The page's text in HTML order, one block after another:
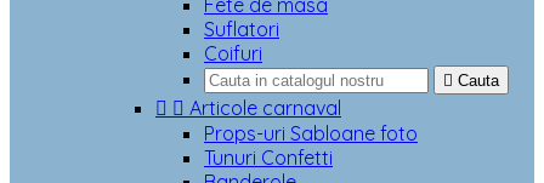
Fete de masa
Suflatori
Coifuri
 Cauta
  Articole carnaval
Props-uri Sabloane foto
Tunuri Confetti